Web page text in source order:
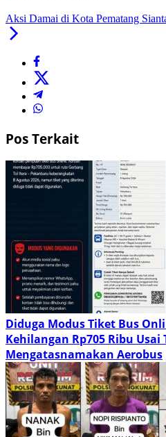
Aksi Damai di Kota Pematang
Pos Terkait
Diduga Modus Tiket Bus
Kehilangan Rp705 Ribu
Mengatasnamakan Aerobus